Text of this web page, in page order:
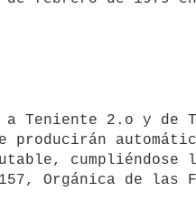
producirán
Orgánica de las